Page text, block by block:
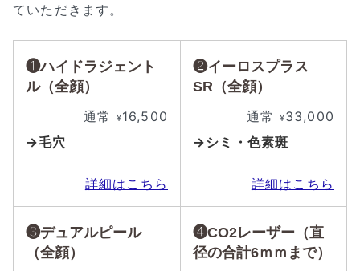
ていただきます。
❶ハイドラジェント
ル（全顔）
通常
¥16,500
→毛穴
詳細はこちら
❷イーロスプラス
SR（全顔）
通常
¥33,000
→シミ・色素斑
詳細はこちら
❸デュアルピール
（全顔）
❹CO2レーザー（直
径の合計6ｍｍまで）